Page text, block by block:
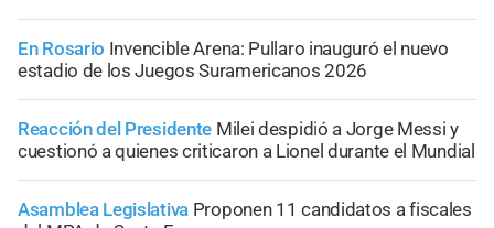
En Rosario Invencible Arena: Pullaro inauguró el nuevo
estadio de los Juegos Suramericanos 2026
Reacción del Presidente Milei despidió a Jorge Messi y
cuestionó a quienes criticaron a Lionel durante el Mundial
Asamblea Legislativa Proponen 11 candidatos a fiscales